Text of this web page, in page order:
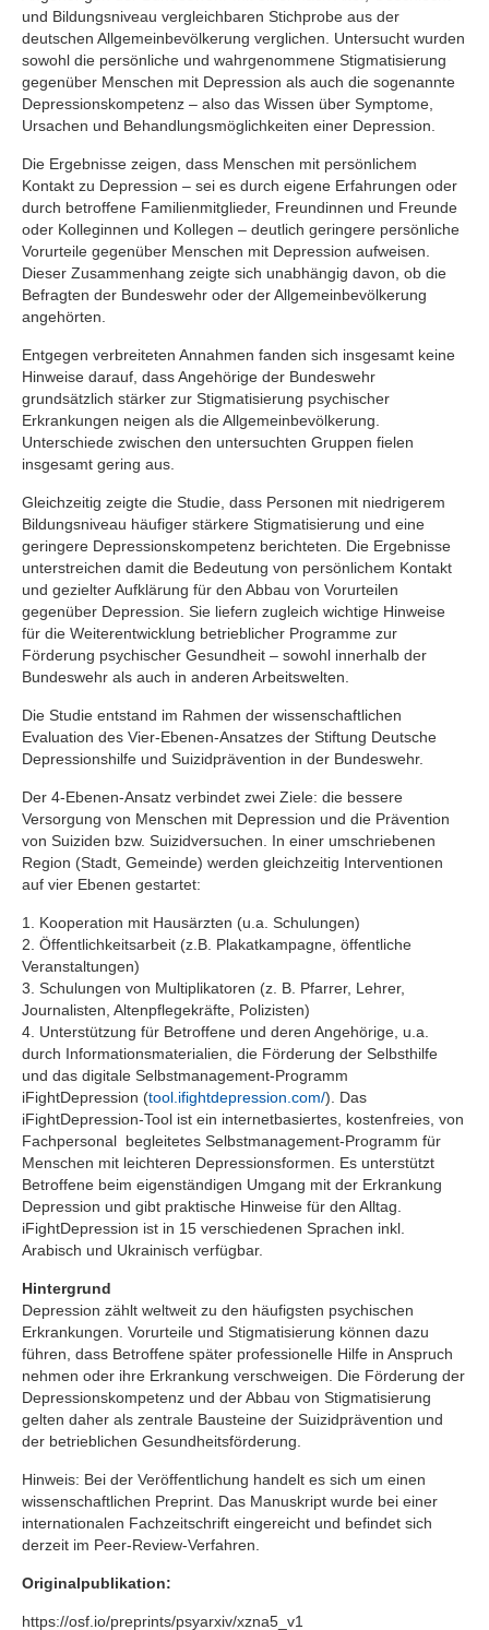
und Bildungsniveau vergleichbaren Stichprobe aus der
deutschen Allgemeinbevölkerung verglichen. Untersucht wurden
sowohl die persönliche und wahrgenommene Stigmatisierung
gegenüber Menschen mit Depression als auch die sogenannte
Depressionskompetenz – also das Wissen über Symptome,
Ursachen und Behandlungsmöglichkeiten einer Depression.
Die Ergebnisse zeigen, dass Menschen mit persönlichem
Kontakt zu Depression – sei es durch eigene Erfahrungen oder
durch betroffene Familienmitglieder, Freundinnen und Freunde
oder Kolleginnen und Kollegen – deutlich geringere persönliche
Vorurteile gegenüber Menschen mit Depression aufweisen.
Dieser Zusammenhang zeigte sich unabhängig davon, ob die
Befragten der Bundeswehr oder der Allgemeinbevölkerung
angehörten.
Entgegen verbreiteten Annahmen fanden sich insgesamt keine
Hinweise darauf, dass Angehörige der Bundeswehr
grundsätzlich stärker zur Stigmatisierung psychischer
Erkrankungen neigen als die Allgemeinbevölkerung.
Unterschiede zwischen den untersuchten Gruppen fielen
insgesamt gering aus.
Gleichzeitig zeigte die Studie, dass Personen mit niedrigerem
Bildungsniveau häufiger stärkere Stigmatisierung und eine
geringere Depressionskompetenz berichteten. Die Ergebnisse
unterstreichen damit die Bedeutung von persönlichem Kontakt
und gezielter Aufklärung für den Abbau von Vorurteilen
gegenüber Depression. Sie liefern zugleich wichtige Hinweise
für die Weiterentwicklung betrieblicher Programme zur
Förderung psychischer Gesundheit – sowohl innerhalb der
Bundeswehr als auch in anderen Arbeitswelten.
Die Studie entstand im Rahmen der wissenschaftlichen
Evaluation des Vier-Ebenen-Ansatzes der Stiftung Deutsche
Depressionshilfe und Suizidprävention in der Bundeswehr.
Der 4-Ebenen-Ansatz verbindet zwei Ziele: die bessere
Versorgung von Menschen mit Depression und die Prävention
von Suiziden bzw. Suizidversuchen. In einer umschriebenen
Region (Stadt, Gemeinde) werden gleichzeitig Interventionen
auf vier Ebenen gestartet:
1. Kooperation mit Hausärzten (u.a. Schulungen)
2. Öffentlichkeitsarbeit (z.B. Plakatkampagne, öffentliche
Veranstaltungen)
3. Schulungen von Multiplikatoren (z. B. Pfarrer, Lehrer,
Journalisten, Altenpflegekräfte, Polizisten)
4. Unterstützung für Betroffene und deren Angehörige, u.a.
durch Informationsmaterialien, die Förderung der Selbsthilfe
und das digitale Selbstmanagement-Programm
iFightDepression (tool.ifightdepression.com/). Das
iFightDepression-Tool ist ein internetbasiertes, kostenfreies, von
Fachpersonal begleitetes Selbstmanagement-Programm für
Menschen mit leichteren Depressionsformen. Es unterstützt
Betroffene beim eigenständigen Umgang mit der Erkrankung
Depression und gibt praktische Hinweise für den Alltag.
iFightDepression ist in 15 verschiedenen Sprachen inkl.
Arabisch und Ukrainisch verfügbar.
Hintergrund
Depression zählt weltweit zu den häufigsten psychischen
Erkrankungen. Vorurteile und Stigmatisierung können dazu
führen, dass Betroffene später professionelle Hilfe in Anspruch
nehmen oder ihre Erkrankung verschweigen. Die Förderung der
Depressionskompetenz und der Abbau von Stigmatisierung
gelten daher als zentrale Bausteine der Suizidprävention und
der betrieblichen Gesundheitsförderung.
Hinweis: Bei der Veröffentlichung handelt es sich um einen
wissenschaftlichen Preprint. Das Manuskript wurde bei einer
internationalen Fachzeitschrift eingereicht und befindet sich
derzeit im Peer-Review-Verfahren.
Originalpublikation:
https://osf.io/preprints/psyarxiv/xzna5_v1